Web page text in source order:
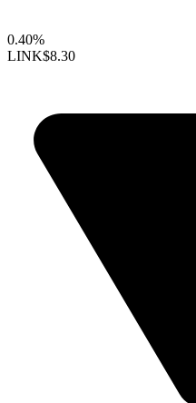
0.40%
LINK$8.30